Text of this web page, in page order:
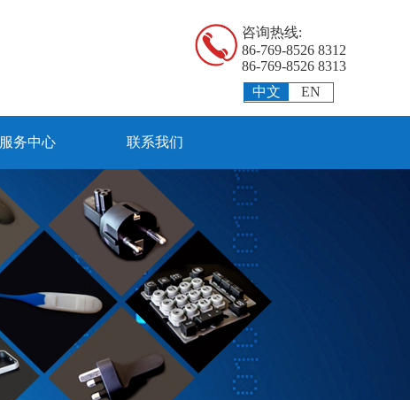
咨询热线:
86-769-8526 8312
86-769-8526 8313
中文
EN
服务中心 联系我们